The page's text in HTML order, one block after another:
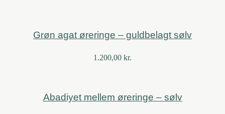
Grøn agat øreringe – guldbelagt sølv
1.200,00 kr.
Abadiyet mellem øreringe – sølv